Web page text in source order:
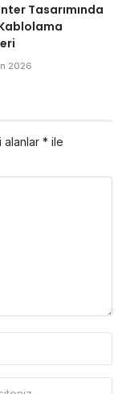
Tasarımında
2026
alanlar * ile